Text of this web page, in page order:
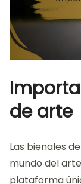
de arte
Las bienales
mundo del
plataforma